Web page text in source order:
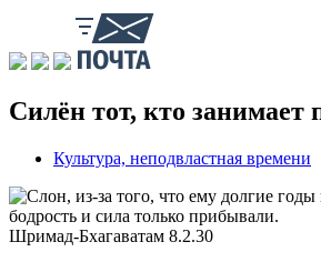
Силён тот, кто занимает
Культура, неподвластная времени
Шримад-Бхагаватам 8.2.30